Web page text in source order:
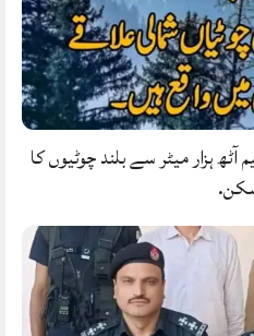
ہزار میٹر سے بلند چوٹیوں کا